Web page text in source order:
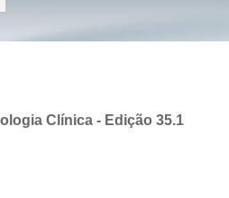
Clínica - Edição 35.1